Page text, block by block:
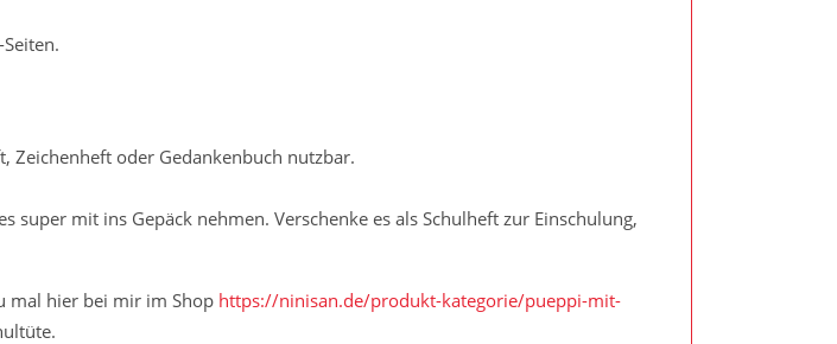
Zeichenheft oder Gedankenbuch nutzbar.
super mit ins Gepäck nehmen. Verschenke es als Schulheft zur Einschulung,
mal hier bei mir im Shop https://ninisan.de/produkt-kategorie/pueppi-mit-